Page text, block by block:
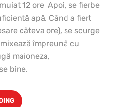
12 ore. Apoi, se fierbe
apă. Când a fiert
câteva ore), se scurge
împreună cu
maioneza,
bine.